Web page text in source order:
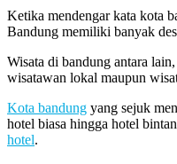
Ketika mendengar kata kota
Bandung memiliki banyak
Wisata di bandung antara
wisatawan lokal maupun
Kota bandung yang sejuk
hotel biasa hingga hotel
hotel.